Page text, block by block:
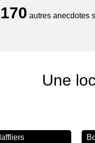
170 autres anecdotes
Une